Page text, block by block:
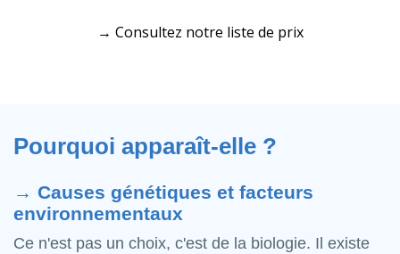
→ Consultez notre liste de prix
Pourquoi apparaît-elle ?
→ Causes génétiques et facteurs
environnementaux
Ce n'est pas un choix, c'est de la biologie. Il existe